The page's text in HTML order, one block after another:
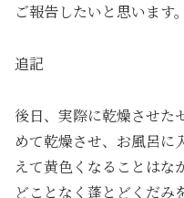
ご報告したいと思います。
追記
後日、実際に乾燥させた
めて乾燥させ、お風呂に
えて黄色くなることはな
どことなく蓬とどくだみ